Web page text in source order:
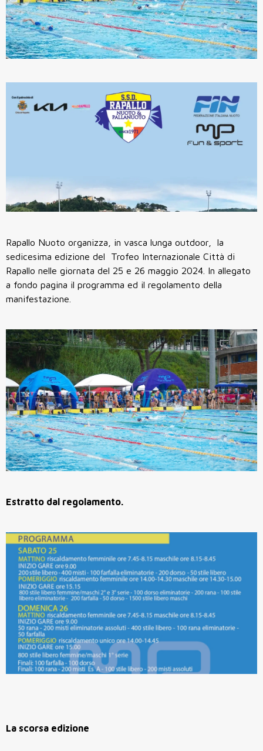
Rapallo Nuoto organizza, in vasca lunga outdoor, la
sedicesima edizione del Trofeo Internazionale Città di
Rapallo nelle giornata del 25 e 26 maggio 2024. In allegato
a fondo pagina il programma ed il regolamento della
manifestazione.
Estratto dal regolamento.
La scorsa edizione